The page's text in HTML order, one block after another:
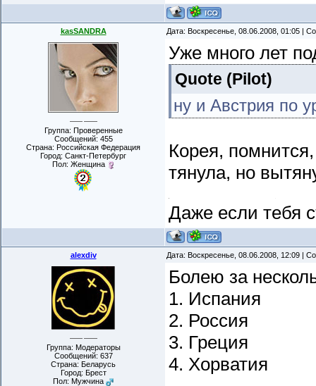
kasSANDRA Дата: Воскресенье, 08.06.2008, 01:05 |
Группа: Проверенные
Сообщений: 455
Страна: Российская Федерация
Город: Санкт-Петербург
Пол: Женщина
Уже много лет
Quote (Pilot)
ну и Австрия по
Корея,
тянула, но
Даже если тебя
alexdiv Дата: Воскресенье, 08.06.2008, 12:09 |
Группа: Модераторы
Сообщений: 637
Страна: Беларусь
Город: Брест
Пол: Мужчина
Болею за
1. Испания
2. Россия
3. Греция
4. Хорватия